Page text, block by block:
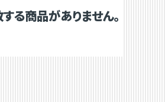
る商品がありません。